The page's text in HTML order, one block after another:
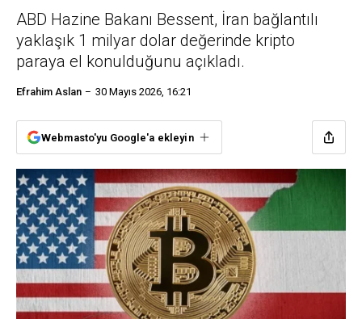
ABD Hazine Bakanı Bessent, İran bağlantılı
yaklaşık 1 milyar dolar değerinde kripto
paraya el konulduğunu açıkladı.
Efrahim Aslan 30 Mayıs 2026, 16:21
Webmasto'yu Google'a ekleyin